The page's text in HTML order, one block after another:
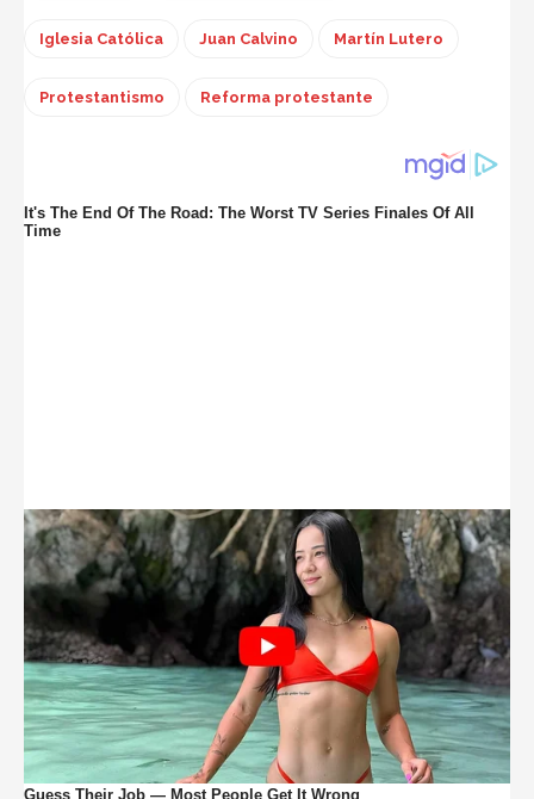
Iglesia Católica Juan Calvino Martín Lutero
Protestantismo Reforma protestante